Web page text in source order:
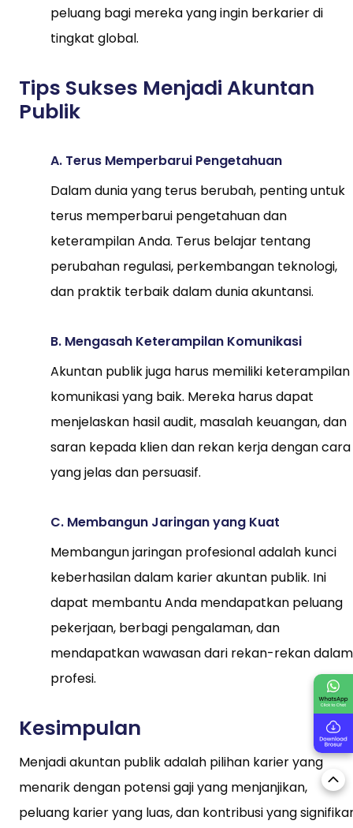
peluang bagi mereka yang ingin berkarier di
tingkat global.
Tips Sukses Menjadi Akuntan
Publik
A. Terus Memperbarui Pengetahuan
Dalam dunia yang terus berubah, penting untuk
terus memperbarui pengetahuan dan
keterampilan Anda. Terus belajar tentang
perubahan regulasi, perkembangan teknologi,
dan praktik terbaik dalam dunia akuntansi.
B. Mengasah Keterampilan Komunikasi
Akuntan publik juga harus memiliki keterampilan
komunikasi yang baik. Mereka harus dapat
menjelaskan hasil audit, masalah keuangan, dan
saran kepada klien dan rekan kerja dengan cara
yang jelas dan persuasif.
C. Membangun Jaringan yang Kuat
Membangun jaringan profesional adalah kunci
keberhasilan dalam karier akuntan publik. Ini
dapat membantu Anda mendapatkan peluang
pekerjaan, berbagi pengalaman, dan
mendapatkan wawasan dari rekan-rekan dalam
profesi.
Kesimpulan
Menjadi akuntan publik adalah pilihan karier yang
menarik dengan potensi gaji yang menjanjikan,
peluang karier yang luas, dan kontribusi yang